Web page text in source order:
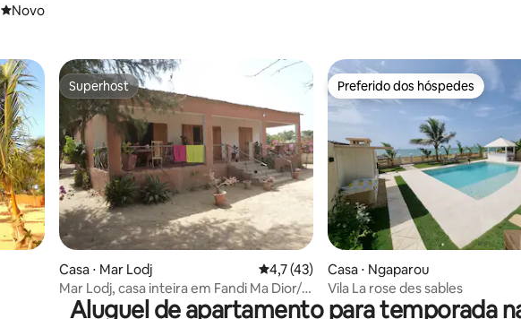
Novo lugar para ficar
Novo
Superhost
Superhost
Casa ⋅ Mar Lodj 4,7 de uma avaliação média de 5, 43
4,7 (43)
Mar Lodj, casa inteira em Fandi Ma Dior/ 8
lugares
Preferido dos hóspedes
Preferido dos hóspedes
Casa ⋅ Ngaparou
Vila La rose des sables
Aluguel de apartamento para temporada